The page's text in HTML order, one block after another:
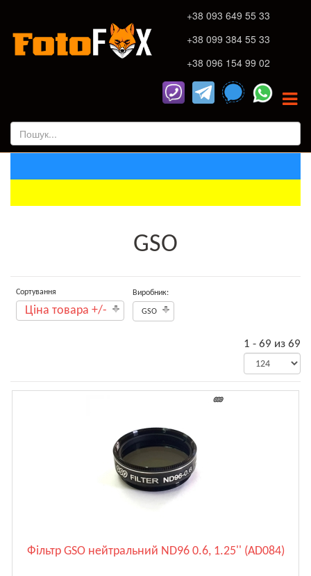
+38 093 649 55 33
+38 099 384 55 33
+38 096 154 99 02
GSO
Сортування
Ціна товара +/-
Виробник:
GSO
1 - 69 из 69
Фільтр GSO нейтральний ND96 0.6, 1.25'' (AD084)